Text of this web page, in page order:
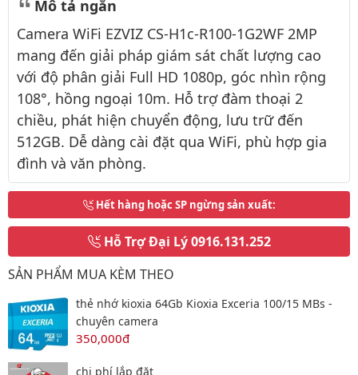
Mô tả ngắn
Camera WiFi EZVIZ CS-H1c-R100-1G2WF 2MP
mang đến giải pháp giám sát chất lượng cao
với độ phân giải Full HD 1080p, góc nhìn rộng
108°, hồng ngoại 10m. Hỗ trợ đàm thoại 2
chiều, phát hiện chuyển động, lưu trữ đến
512GB. Dễ dàng cài đặt qua WiFi, phù hợp gia
đình và văn phòng.
Hết hàng hoặc SP ngừng sản xuất:
Hỗ Trợ Đại Lý0916.131.252
SẢN PHẨM MUA KÈM THEO
thẻ nhớ kioxia 64Gb Kioxia Exceria 100/15 MBs -
chuyên camera
350,000đ
chi phí lắp đặt